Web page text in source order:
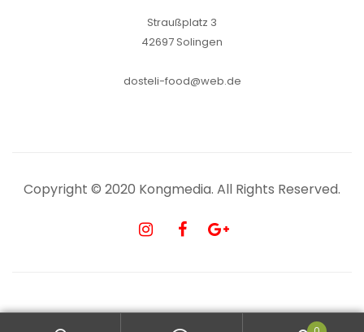
Straußplatz 3
42697 Solingen
dosteli-food@web.de
Copyright © 2020 Kongmedia. All Rights Reserved.